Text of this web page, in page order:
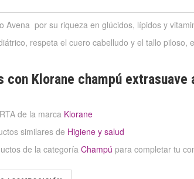
Avena por su riqueza en glúcidos, lípidos y
respeta el cuero cabelludo y el tallo piloso,
con Klorane champú
de la marca Klorane
similares de Higiene y salud
de la categoría Champú para completar tu